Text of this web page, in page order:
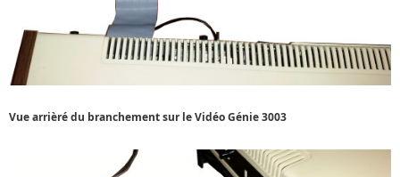
Vue arrièré du branchement sur le Vidéo Génie 3003